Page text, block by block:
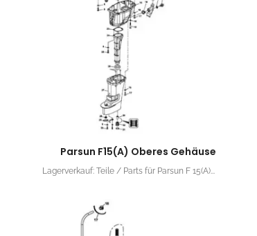
Parsun F15(A) Oberes Gehäuse
Lagerverkauf: Teile / Parts für Parsun F 15(A)...